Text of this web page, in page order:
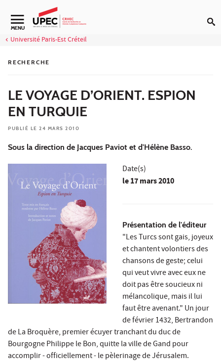
Aller au contenu
Navigation secondaire
MENU
Université Paris-Est Créteil
RECHERCHE
LE VOYAGE D’ORIENT. ESPION
EN TURQUIE
PUBLIÉ LE 24 MARS 2010
Sous la direction de Jacques Paviot et d'Hélène Basso.
Date(s)
le17 mars 2010
Présentation de l'éditeur
"Les Turcs sont gais, joyeux
et chantent volontiers des
chansons de geste; celui
qui veut vivre avec eux ne
doit pas être soucieux ni
mélancolique, mais il lui
faut être avenant." Un jour
de février 1432, Bertrandon
de La Broquère, premier écuyer tranchant du duc de
Bourgogne Philippe le Bon, quitte la ville de Gand pour
accomplir - officiellement - le pèlerinage de Jérusalem.